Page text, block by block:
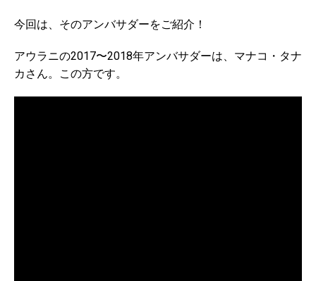
今回は、そのアンバサダーをご紹介！
アウラニの2017〜2018年アンバサダーは、マナコ・タナ
カさん。この方です。